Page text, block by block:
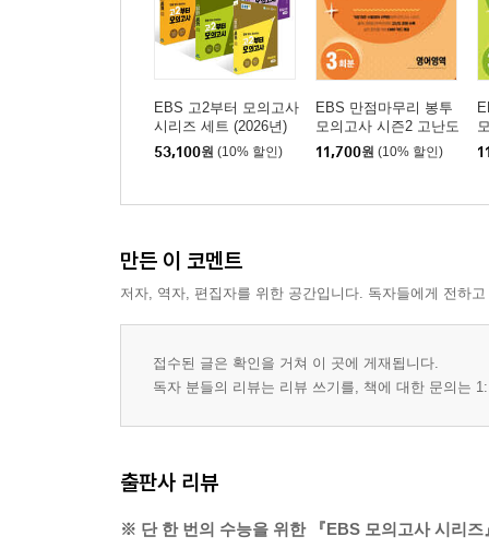
EBS 고2부터 모의고사
시리즈 세트 (2026년)
53,100원 (10% 할인)
EBS 만점마무리 봉투
모의고사 시즌2 고난도
영어영역 3회분 (2026
년)
11,700원 (10% 할인)
만든 이 코멘트
저자, 역자, 편집자를 위한 공간입니다. 독자들에게 전하
접수된 글은 확인을 거쳐 이 곳에 게재됩니다.
독자 분들의 리뷰는 리뷰 쓰기를, 책에 대한 문의는
출판사 리뷰
※ 단 한 번의 수능을 위한 『EBS 모의고사 시리즈